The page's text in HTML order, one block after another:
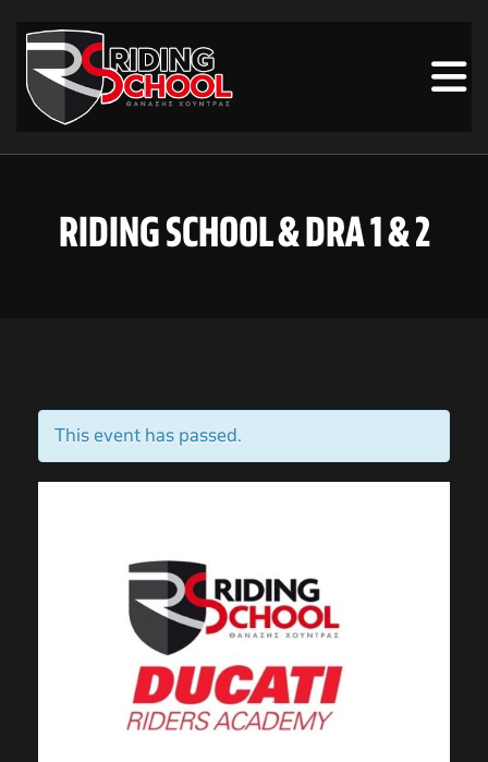
RIDING SCHOOL & DRA 1 & 2
This event has passed.